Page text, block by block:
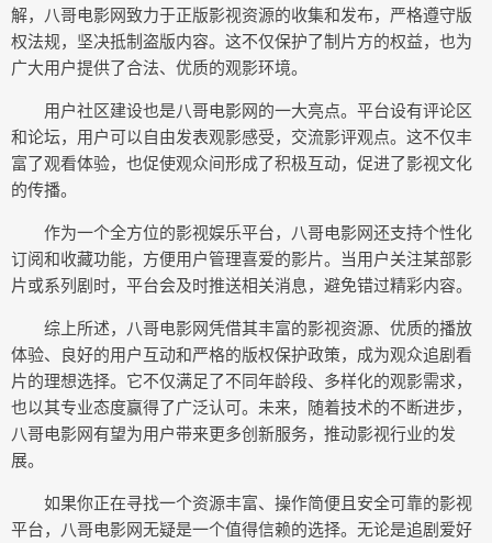
解，八哥电影网致力于正版影视资源的收集和发布，严格遵守版
权法规，坚决抵制盗版内容。这不仅保护了制片方的权益，也为
广大用户提供了合法、优质的观影环境。
用户社区建设也是八哥电影网的一大亮点。平台设有评论区
和论坛，用户可以自由发表观影感受，交流影评观点。这不仅丰
富了观看体验，也促使观众间形成了积极互动，促进了影视文化
的传播。
作为一个全方位的影视娱乐平台，八哥电影网还支持个性化
订阅和收藏功能，方便用户管理喜爱的影片。当用户关注某部影
片或系列剧时，平台会及时推送相关消息，避免错过精彩内容。
综上所述，八哥电影网凭借其丰富的影视资源、优质的播放
体验、良好的用户互动和严格的版权保护政策，成为观众追剧看
片的理想选择。它不仅满足了不同年龄段、多样化的观影需求，
也以其专业态度赢得了广泛认可。未来，随着技术的不断进步，
八哥电影网有望为用户带来更多创新服务，推动影视行业的发
展。
如果你正在寻找一个资源丰富、操作简便且安全可靠的影视
平台，八哥电影网无疑是一个值得信赖的选择。无论是追剧爱好